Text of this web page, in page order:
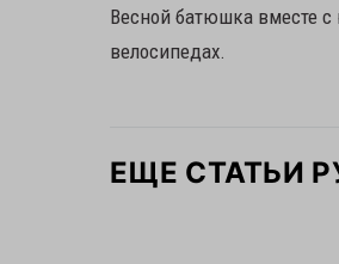
Весной батюшка вместе
велосипедах.
ЕЩЕ СТАТЬИ